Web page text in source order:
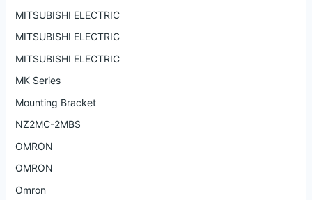
MITSUBISHI ELECTRIC
MITSUBISHI ELECTRIC
MITSUBISHI ELECTRIC
MK Series
Mounting Bracket
NZ2MC-2MBS
OMRON
OMRON
Omron